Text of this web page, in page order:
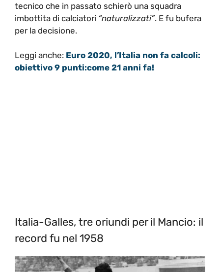
tecnico che in passato schierò una squadra
imbottita di calciatori “naturalizzati”. E fu bufera
per la decisione.
Leggi anche: Euro 2020, l’Italia non fa calcoli:
obiettivo 9 punti:come 21 anni fa!
Italia-Galles, tre oriundi per il Mancio: il
record fu nel 1958